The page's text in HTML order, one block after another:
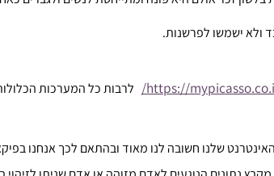
ולא ישמשו לפרשנות.
https:// לרבות כל המערכות
שלנו חשובה לנו מאוד ובהתאם לכך אנחנו